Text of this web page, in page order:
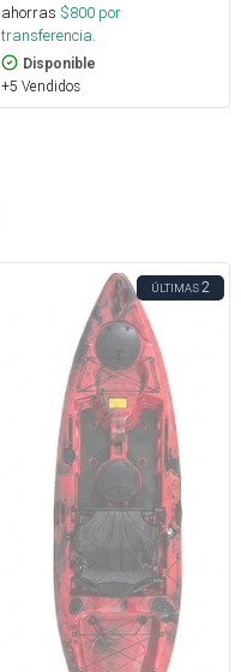
ahorras $800 por
transferencia.
Disponible
+5 Vendidos
ÚLTIMAS2